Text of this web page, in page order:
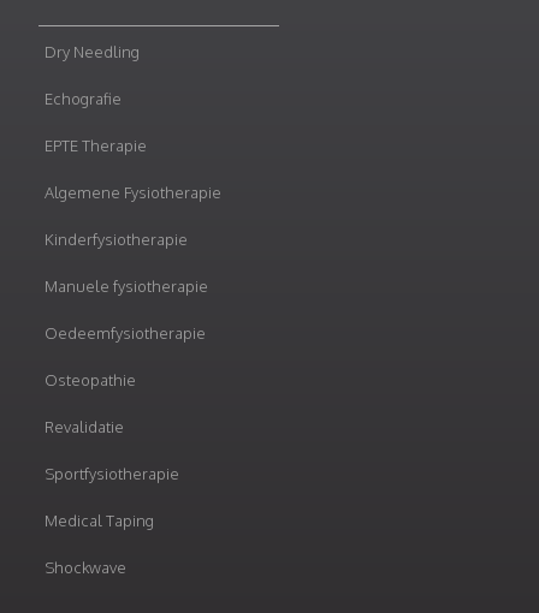
Dry Needling
Echografie
EPTE Therapie
Algemene Fysiotherapie
Kinderfysiotherapie
Manuele fysiotherapie
Oedeemfysiotherapie
Osteopathie
Revalidatie
Sportfysiotherapie
Medical Taping
Shockwave